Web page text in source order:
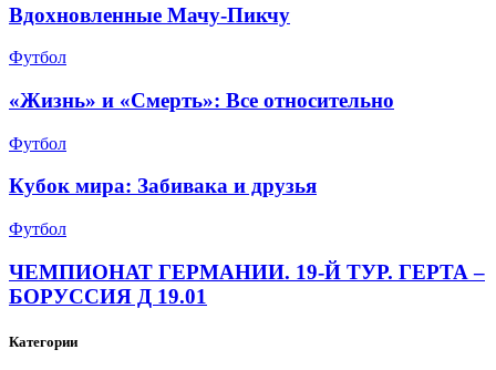
Вдохновленные Мачу-Пикчу
Футбол
«Жизнь» и «Смерть»: Все относительно
Футбол
Кубок мира: Забивака и друзья
Футбол
ЧЕМПИОНАТ ГЕРМАНИИ. 19-Й ТУР. ГЕРТА –
БОРУССИЯ Д 19.01
Категории